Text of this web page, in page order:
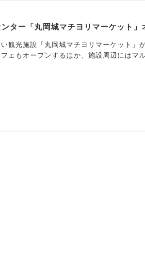
ター「丸岡城マチヨリマーケット」
観光施設「丸岡城マチヨリマーケット
ェもオープンするほか、施設周辺には